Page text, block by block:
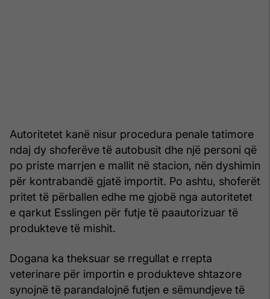
Autoritetet kanë nisur procedura penale tatimore
ndaj dy shoferëve të autobusit dhe një personi që
po priste marrjen e mallit në stacion, nën dyshimin
për kontrabandë gjatë importit. Po ashtu, shoferët
pritet të përballen edhe me gjobë nga autoritetet
e qarkut Esslingen për futje të paautorizuar të
produkteve të mishit.
Dogana ka theksuar se rregullat e rrepta
veterinare për importin e produkteve shtazore
synojnë të parandalojnë futjen e sëmundjeve të